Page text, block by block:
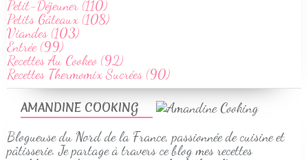
AMANDINE COOKING
Blogueuse du Nord de la France, passionnée de cuisine et
pâtisserie. Je partage à travers ce blog mes recettes
Petit-Déjeuner (110)
Petits Gâteaux (108)
Viandes (103)
Entrée (99)
Recettes Au Cookeo (92)
Recettes Thermomix Sucrées (90)